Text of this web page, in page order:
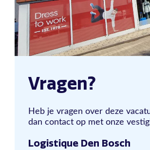
Vragen?
Heb je vragen over deze
dan contact op met onze
Logistique Den Bosch